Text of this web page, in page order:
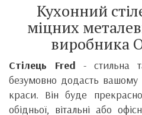
Кухонний
міцних
виробника
Стілець Fred- стильна
безумовно додасть вашому
краси. Вінбуде
обідньої, вітальні або